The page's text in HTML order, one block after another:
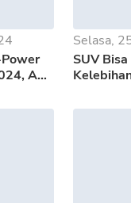
Apa
Selasa,
SUV
500